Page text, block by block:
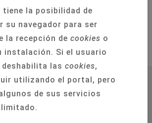
tiene la posibilidad de
su navegador para ser
la recepción de cookies o
instalación. Si el usuario
deshabilita las cookies,
utilizando el portal, pero
de sus servicios